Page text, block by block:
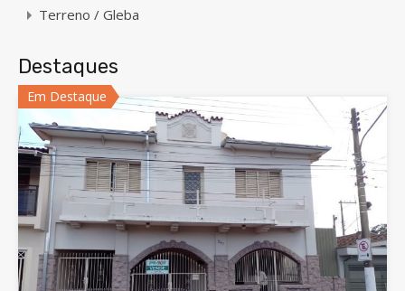
Terreno / Gleba
Destaques
Em Destaque